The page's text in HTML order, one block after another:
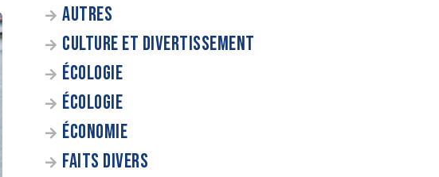
AUTRES
CULTURE ET DIVERTISSEMENT
ÉCOLOGIE
ÉCOLOGIE
ÉCONOMIE
FAITS DIVERS